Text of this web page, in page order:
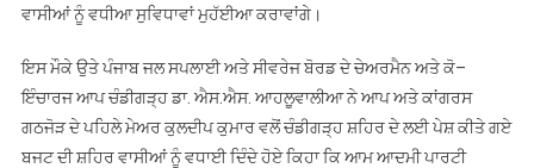
ਵਾਸੀਆਂ ਨੂੰ ਵਧੀਆ ਸੁਵਿਧਾਵਾਂ ਮੁਹੱਈਆ ਕਰਾਵਾਂਗੇ।
ਇਸ ਮੌਕੇ ਉਤੇ ਪੰਜਾਬ ਜਲ ਸਪਲਾਈ ਅਤੇ ਸੀਵਰੇਜ ਬੋਰਡ ਦੇ ਚੇਅਰਮੈਨ ਅਤੇ ਕੋ–
ਇੰਚਾਰਜ ਆਪ ਚੰਡੀਗੜ੍ਹ ਡਾ. ਐਸ.ਐਸ. ਆਹਲੂਵਾਲੀਆ ਨੇ ਆਪ ਅਤੇ ਕਾਂਗਰਸ
ਗਠਜੋੜ ਦੇ ਪਹਿਲੇ ਮੇਅਰ ਕੁਲਦੀਪ ਕੁਮਾਰ ਵਲੋਂ ਚੰਡੀਗੜ੍ਹ ਸ਼ਹਿਰ ਦੇ ਲਈ ਪੇਸ਼ ਕੀਤੇ ਗਏ
ਬਜਟ ਦੀ ਸ਼ਹਿਰ ਵਾਸੀਆਂ ਨੂੰ ਵਧਾਈ ਦਿੰਦੇ ਹੋਏ ਕਿਹਾ ਕਿ ਆਮ ਆਦਮੀ ਪਾਰਟੀ